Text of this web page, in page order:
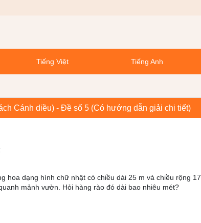
Tiếng Việt Tiếng Anh
Cánh diều) - Đề số 5 (Có hướng dẫn giải chi tiết)
hoa dạng hình chữ nhật có chiều dài 25 m và chiều rộng 17
mảnh vườn. Hỏi hàng rào đó dài bao nhiêu mét?